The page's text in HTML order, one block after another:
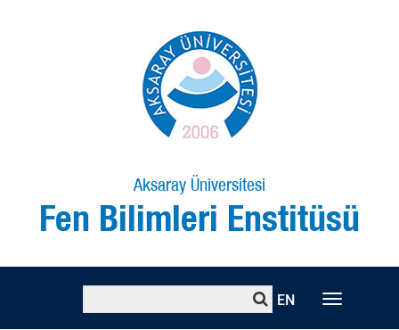
Aksaray Üniversitesi
Fen Bilimleri Enstitüsü
EN